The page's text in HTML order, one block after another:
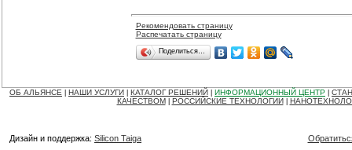
Рекомендовать страницу
Распечатать страницу
Поделиться…
ОБ АЛЬЯНСЕ НАШИ УСЛУГИ КАТАЛОГ РЕШЕНИЙ ИНФОРМАЦИОННЫЙ ЦЕНТР
КАЧЕСТВОМ
РОССИЙСКИЕ ТЕХНОЛОГИИ
Дизайн и поддержка: Silicon Taiga